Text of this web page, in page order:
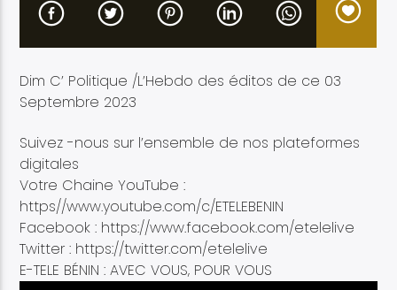
Dim C’ Politique /L’Hebdo des éditos de ce 03
Septembre 2023
Suivez -nous sur l’ensemble de nos plateformes
digitales
Votre Chaine YouTube :
https//www.youtube.com/c/ETELEBENIN
Facebook : https://www.facebook.com/etelelive
Twitter : https://twitter.com/etelelive
E-TELE BÉNIN : AVEC VOUS, POUR VOUS